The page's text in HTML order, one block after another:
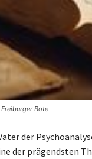
Bote
der
der prägendsten